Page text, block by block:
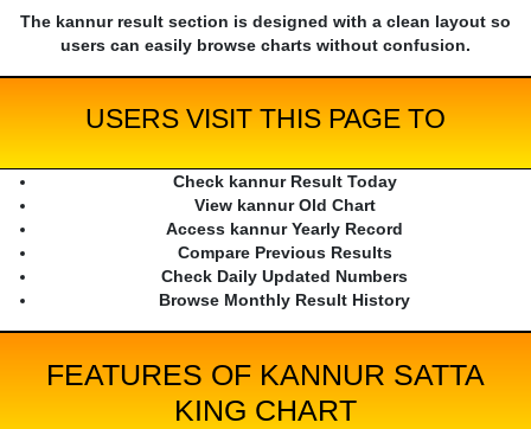
The kannur result section is designed with a clean layout so
users can easily browse charts without confusion.
USERS VISIT THIS PAGE TO
Check kannur Result Today
View kannur Old Chart
Access kannur Yearly Record
Compare Previous Results
Check Daily Updated Numbers
Browse Monthly Result History
FEATURES OF KANNUR SATTA
KING CHART